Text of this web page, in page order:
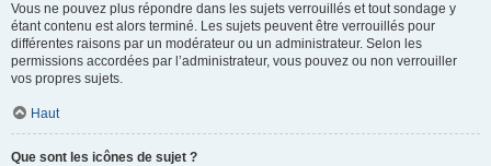
Vous ne pouvez plus répondre dans les sujets verrouillés et tout sondage y
étant contenu est alors terminé. Les sujets peuvent être verrouillés pour
différentes raisons par un modérateur ou un administrateur. Selon les
permissions accordées par l’administrateur, vous pouvez ou non verrouiller
vos propres sujets.
Haut
Que sont les icônes de sujet ?